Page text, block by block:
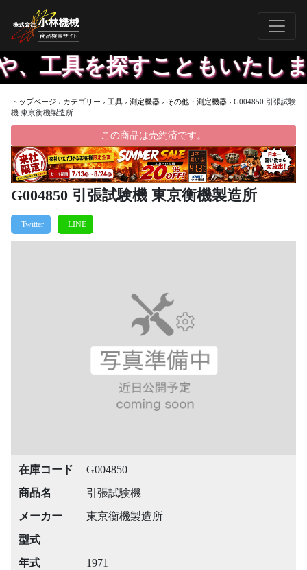
を探すこともいたしま
トップページ › カテゴリー › 工具 › 測定機器 › その他・測定機器 › G004850 引張試験
機 東京衡機製造所
この商品は売約済です。
G004850 引張試験機 東京衡機製造所
在庫コード
G004850
商品名
引張試験機
メーカー
東京衡機製造所
型式
年式
1971